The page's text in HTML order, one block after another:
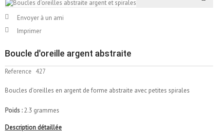
Envoyer à un ami
Imprimer
Boucle d'oreille argent abstraite
Reference 427
Boucles d'oreilles en argent de forme abstraite avec petites spirales
Poids :2.3 grammes
Description détaillée